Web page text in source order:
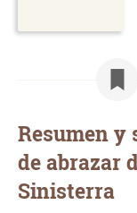
Resumen y
de abrazar
Sinisterra